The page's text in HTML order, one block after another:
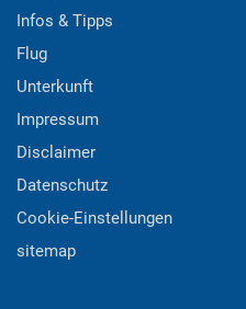
Infos & Tipps
Flug
Unterkunft
Impressum
Disclaimer
Datenschutz
Cookie-Einstellungen
sitemap